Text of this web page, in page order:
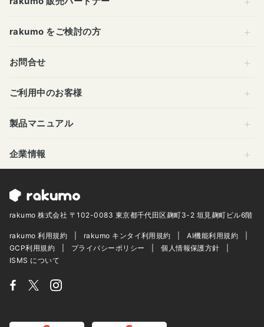
rakumo をご検討の方
お問合せ
ご利用中のお客様
製品マニュアル
企業情報
rakumo 株式会社 〒102-0083 東京都千代田区麹町3-2 垣見麹町ビル6階
rakumo 利用規約 rakumo キンタイ利用規約
AI機能利用規約
GCP利用規約
プライバシーポリシー
個人情報保護方針
ISMS について